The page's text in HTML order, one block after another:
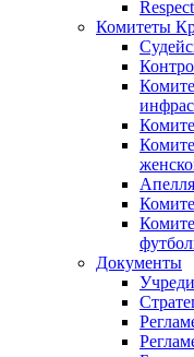
Respect
Комитеты
Документы